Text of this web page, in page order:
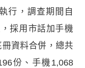
行，調查期間自
採用市話加手機
資料合併，總共
份、手機1,068